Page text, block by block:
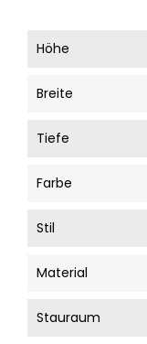
Höhe
Breite
Tiefe
Farbe
Stil
Material
Stauraum